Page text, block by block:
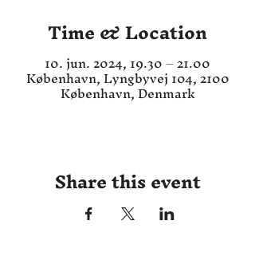
Time & Location
10. jun. 2024, 19.30 – 21.00
København, Lyngbyvej 104, 2100
København, Denmark
Share this event